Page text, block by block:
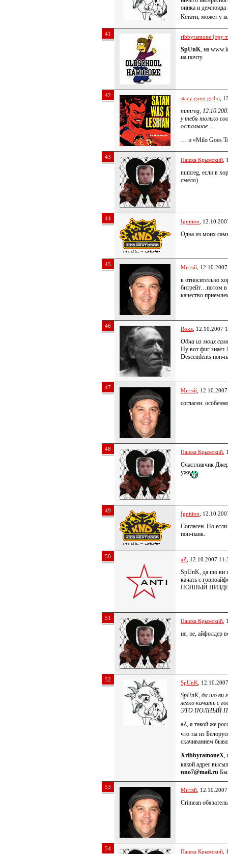
оинка и демноида
Кстати, может у
41 ribbyramone [тру
SpUnK, на
на почту.
42 stacy gang gribo ,
numreg,
у тебя только
остальное…
… и «Milo Goes
43 Пашка Крымский
numreg, если в
смело)
44 Ignition ,
Одна из моих
45 Митяй ,
в относительно
битрейт…потом
качество
46 Roka , 12.10.2007
Одна из моих
Ну вот фиг знает.
Descendents поп-
47 Митяй ,
согласен.
48 Пашка Крымский
Счастливчик
уже
49 Ignition ,
Согласен. Но
поп-панк.
50 aZ , 12.10.2007
SpUnK, да шо ви
качать с
ПОЛНЫЙ
51 Пашка Крымский
не, не, айфолдер
52 SpUnK ,
SpUnK, да шо ви
легко качать с
ЭТО ПОЛНЫЙ
aZ, я такой же
что ты из
скачиванием
XribbyramoneX
какой адрес
nno7@mail.ru
53 Митяй ,
Crimean
54 Пашка Крымский